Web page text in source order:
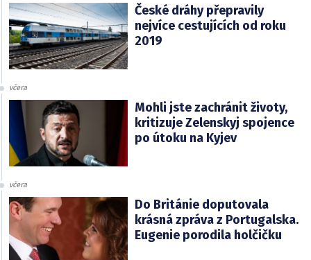
České dráhy přepravily
nejvíce cestujících od roku
2019
včera
Mohli jste zachránit životy,
kritizuje Zelenskyj spojence
po útoku na Kyjev
včera
Do Británie doputovala
krásná zpráva z Portugalska.
Eugenie porodila holčičku